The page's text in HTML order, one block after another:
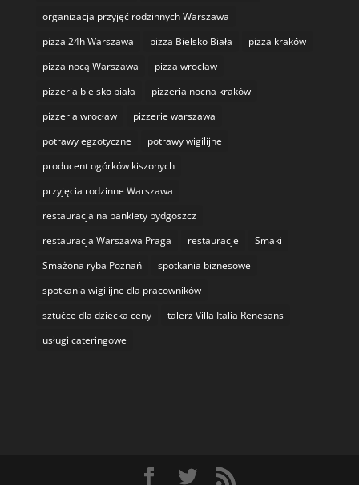
organizacja przyjęć rodzinnych Warszawa
pizza 24h Warszawa
pizza Bielsko Biała
pizza kraków
pizza nocą Warszawa
pizza wrocław
pizzeria bielsko biała
pizzeria nocna kraków
pizzeria wrocław
pizzerie warszawa
potrawy egzotyczne
potrawy wigilijne
producent ogórków kiszonych
przyjęcia rodzinne Warszawa
restauracja na bankiety bydgoszcz
restauracja Warszawa Praga
restauracje
Smaki
Smażona ryba Poznań
spotkania biznesowe
spotkania wigilijne dla pracowników
sztućce dla dziecka ceny
talerz Villa Italia Renesans
usługi cateringowe